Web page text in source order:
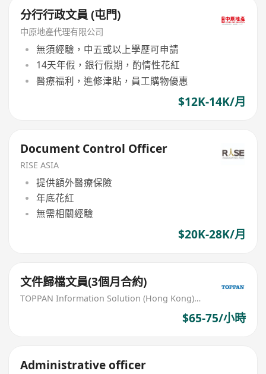
分行行政文員 (屯門)
中原地產代理有限公司
無須經驗，中五或以上學歷可申請
14天年假，銀行假期，酌情性花紅
醫療福利，進修津貼，員工購物優惠
$12K-14K/月
Document Control Officer
RISE ASIA
提供額外醫療保險
年底花紅
無需相關經驗
$20K-28K/月
文件歸檔文員(3個月合約)
TOPPAN Information Solution (Hong Kong) Limited
$65-75/小時
Administrative officer